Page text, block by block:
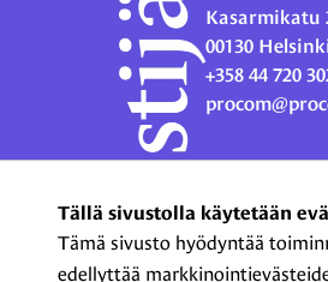
Tällä sivustolla käytetään
Tämä sivusto hyödyntää
edellyttää
Kasarmikatu
00130
+358 44 720